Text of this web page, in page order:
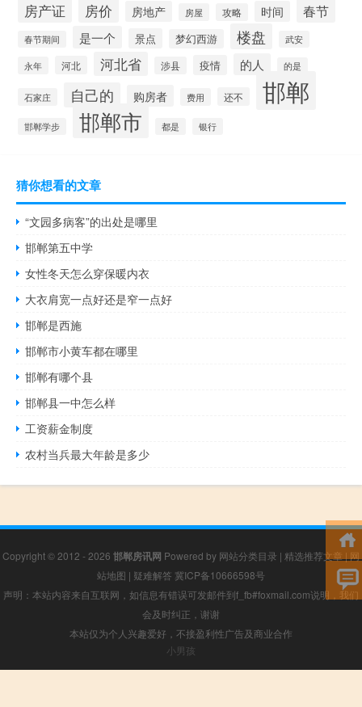
房产证 房价 房地产 房屋 攻略 时间 春节
春节期间 是一个 景点 梦幻西游 楼盘 武安
永年 河北 河北省 涉县 疫情 的人 的是
石家庄 自己的 购房者 费用 还不 邯郸
邯郸学步 邯郸市 都是 银行
猜你想看的文章
“文园多病客”的出处是哪里
邯郸第五中学
女性冬天怎么穿保暖内衣
大衣肩宽一点好还是窄一点好
邯郸是西施
邯郸市小黄车都在哪里
邯郸有哪个县
邯郸县一中怎么样
工资薪金制度
农村当兵最大年龄是多少
Copyright © 2012 - 2026 邯郸房讯网 Powered by 网站分类目录 | 精选推荐文章 | 网
站地图 | 疑难解答 冀ICP备10666598号
声明：本站内容来自互联网，如信息有错误可发邮件到f_fb#foxmail.com说明，我们
会及时纠正，谢谢
本站仅为个人兴趣爱好，不接盈利性广告及商业合作
小男孩